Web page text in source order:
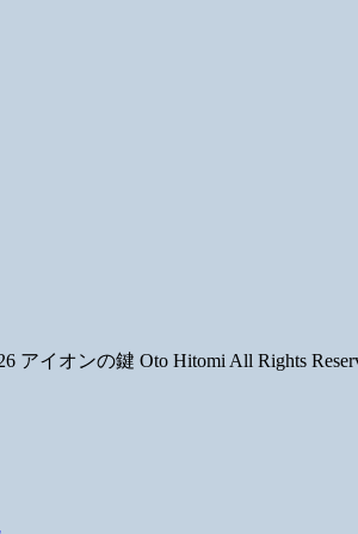
アイオンの鍵 Oto Hitomi All Rights